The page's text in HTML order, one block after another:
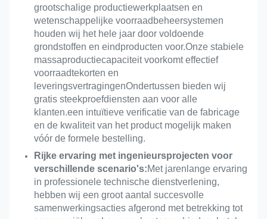
grootschalige productiewerkplaatsen en
wetenschappelijke voorraadbeheersystemen
houden wij het hele jaar door voldoende
grondstoffen en eindproducten voor.Onze stabiele
massaproductiecapaciteit voorkomt effectief
voorraadtekorten en
leveringsvertragingenOndertussen bieden wij
gratis steekproefdiensten aan voor alle
klanten.een intuïtieve verificatie van de fabricage
en de kwaliteit van het product mogelijk maken
vóór de formele bestelling.
Rijke ervaring met ingenieursprojecten voor
verschillende scenario's:Met jarenlange ervaring
in professionele technische dienstverlening,
hebben wij een groot aantal succesvolle
samenwerkingsacties afgerond met betrekking tot